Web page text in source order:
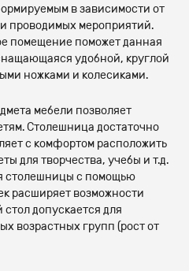
в зависимости от
проводимых мероприятий.
помещение поможет данная
удобной, круглой
ножками и колесиками.
мебели позволяет
Столешница достаточно
с комфортом расположить
для творчества, учебы и т.д.
столешницы с помощью
расширяет возможности
допускается для
возрастных групп (рост от